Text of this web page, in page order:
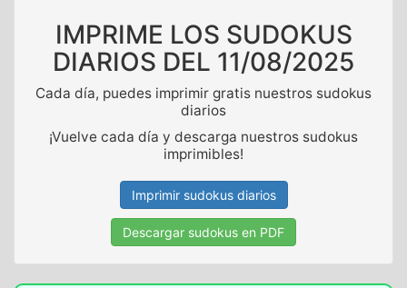
IMPRIME LOS SUDOKUS
DIARIOS DEL 11/08/2025
Cada día, puedes imprimir gratis nuestros sudokus
diarios
¡Vuelve cada día y descarga nuestros sudokus
imprimibles!
Imprimir sudokus diarios
Descargar sudokus en PDF